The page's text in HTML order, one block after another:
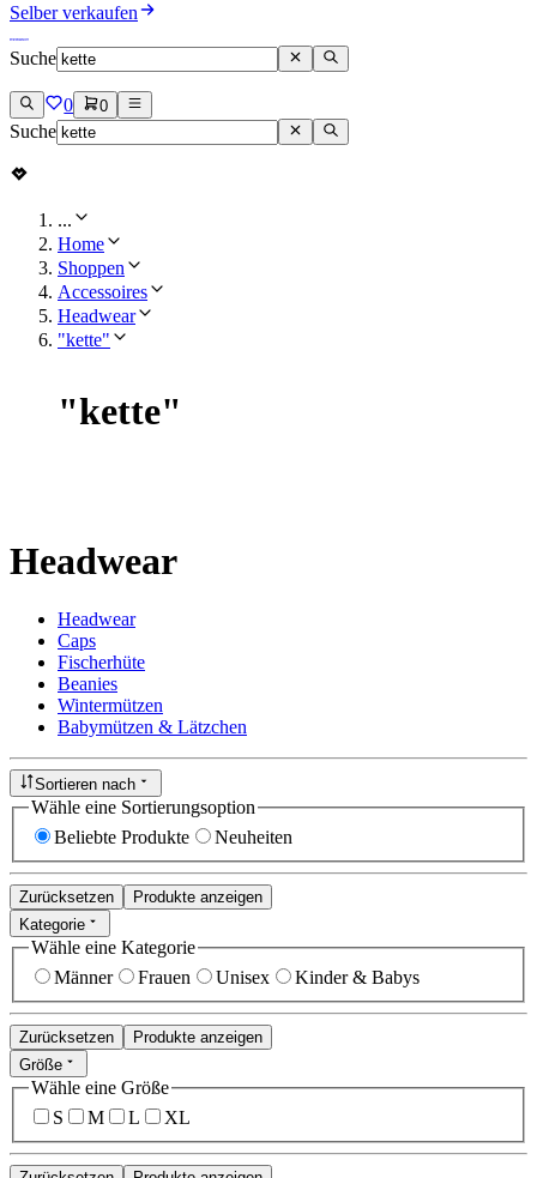
Selber verkaufen
Suche
0 0
Suche
...
Home
Shoppen
Accessoires
Headwear
"kette"
"kette"
Headwear
Headwear
Caps
Fischerhüte
Beanies
Wintermützen
Babymützen & Lätzchen
Sortieren nach
Wähle eine Sortierungsoption
Beliebte Produkte
Neuheiten
Zurücksetzen
Produkte anzeigen
Kategorie
Wähle eine Kategorie
Männer
Frauen Unisex Kinder & Babys
Zurücksetzen
Produkte anzeigen
Größe
Wähle eine Größe
S
M L XL